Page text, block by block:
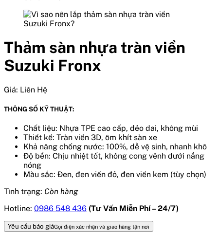
Thảm sàn nhựa tràn viền
Suzuki Fronx
Giá: Liên Hệ
THÔNG SỐ KỸ THUẬT:
Chất liệu: Nhựa TPE cao cấp, dẻo dai, không mùi
Thiết kế: Tràn viền 3D, ôm khít sàn xe
Khả năng chống nước: 100%, dễ vệ sinh, nhanh khô
Độ bền: Chịu nhiệt tốt, không cong vênh dưới nắng
nóng
Màu sắc: Đen, đen viền đỏ, đen viền kem (tùy chọn)
Tình trạng: Còn hàng
Hotline: 0986 548 436 (Tư Vấn Miễn Phí – 24/7)
Yêu cầu báo giáGọi điện xác nhận và giao hàng tận nơi